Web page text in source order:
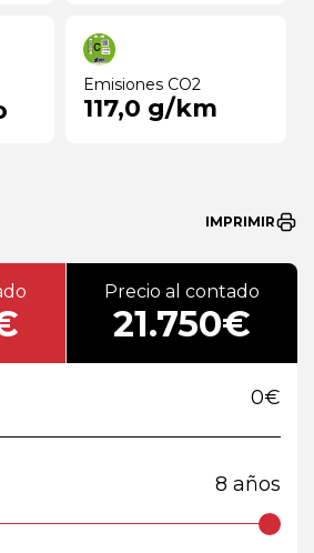
Emisiones CO2
117,0 g/km
IMPRIMIR
Precio al contado
21.750€
0€
8 años